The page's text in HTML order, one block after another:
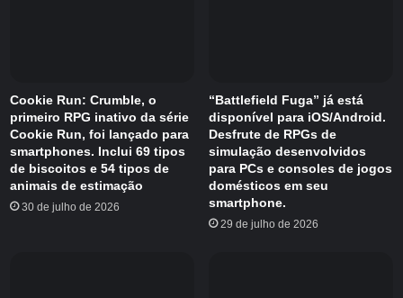
devem se concentrar nos andares inferiores e
quando os horários precisam ser ajustados
rapidamente.
Arrastar, tocar e segurar são suficientes para
controlar tudo. Dentro dessa simplicidade, você
Cookie Run: Crumble, o
primeiro RPG inativo da série
Cookie Run, foi lançado para
smartphones. Inclui 69 tipos
de biscoitos e 54 tipos de
animais de estimação
30 de julho de 2026
“Battlefield Fuga” já está
disponível para iOS/Android.
Desfrute de RPGs de
simulação desenvolvidos
para PCs e consoles de jogos
domésticos em seu
smartphone.
29 de julho de 2026